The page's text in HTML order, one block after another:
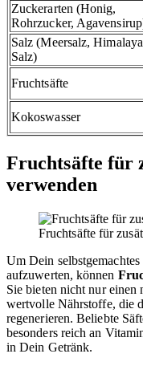
Zuckerarten (Honig,
Rohrzucker,
Salz (Meersalz,
Salz)
Fruchtsäfte
Kokoswasser
Fruchtsäfte für
verwenden
Fruchtsäfte für
Um Dein
aufzuwerten, können
Sie bieten nicht nur einen
wertvolle Nährstoffe, die
regenerieren. Beliebte
besonders reich an
in Dein Getränk.